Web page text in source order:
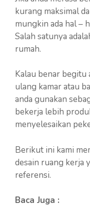
kurang maksimal
mungkin ada hal –
Salah satunya
rumah.
Kalau benar begitu
ulang kamar atau
anda gunakan
bekerja lebih
menyelesaikan
Berikut ini kami
desain ruang kerja
referensi.
Baca Juga :